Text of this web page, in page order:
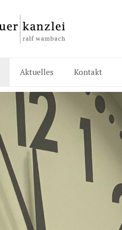
Aktuelles Kontakt